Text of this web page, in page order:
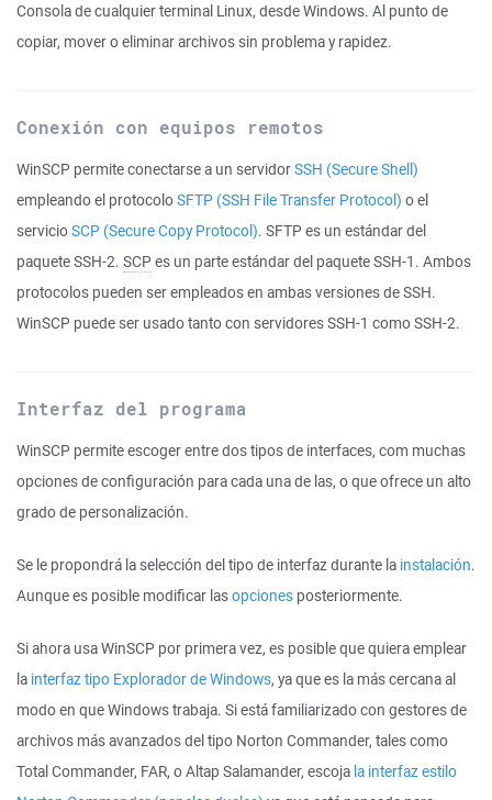
Consola de cualquier terminal Linux, desde Windows. Al punto de
copiar, mover o eliminar archivos sin problema y rapidez.
Conexión con equipos remotos
WinSCP permite conectarse a un servidorSSH (Secure Shell)
empleando el protocoloSFTP (SSH File Transfer Protocol) o el
servicioSCP (Secure Copy Protocol). SFTP es un estándar del
paquete SSH-2. SCP es un parte estándar del paquete SSH-1. Ambos
protocolos pueden ser empleados en ambas versiones de SSH.
WinSCP puede ser usado tanto con servidores SSH-1 como SSH-2.
Interfaz del programa
WinSCP permite escoger entre dos tipos de interfaces, com muchas
opciones de configuración para cada una de las, o que ofrece un alto
grado de personalización.
Se le propondrá la selección del tipo de interfaz durante la instalación.
Aunque es posible modificar lasopciones posteriormente.
Si ahora usa WinSCP por primera vez, es posible que quiera emplear
la interfaz tipo Explorador de Windows, ya que es la más cercana al
modo en que Windows trabaja. Si está familiarizado con gestores de
archivos más avanzados del tipo Norton Commander, tales como
Total Commander, FAR, o Altap Salamander, escoja la interfaz estilo